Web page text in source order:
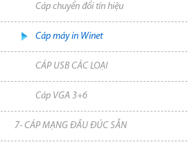
Cáp chuyển đổi tín hiệu
Cáp máy in Winet
CÁP USB CÁC LOẠI
Cáp VGA 3+6
7- CÁP MẠNG ĐẦU ĐÚC SẴN